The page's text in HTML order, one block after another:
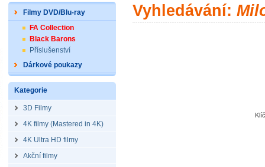
Filmy DVD/Blu-ray
FA Collection
Black Barons
Příslušenství
Dárkové poukazy
Kategorie
3D Filmy
4K filmy (Mastered in 4K)
4K Ultra HD filmy
Akční filmy
Vyhledávání: